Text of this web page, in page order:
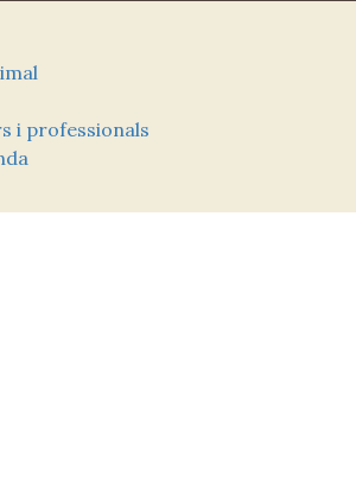
i professionals